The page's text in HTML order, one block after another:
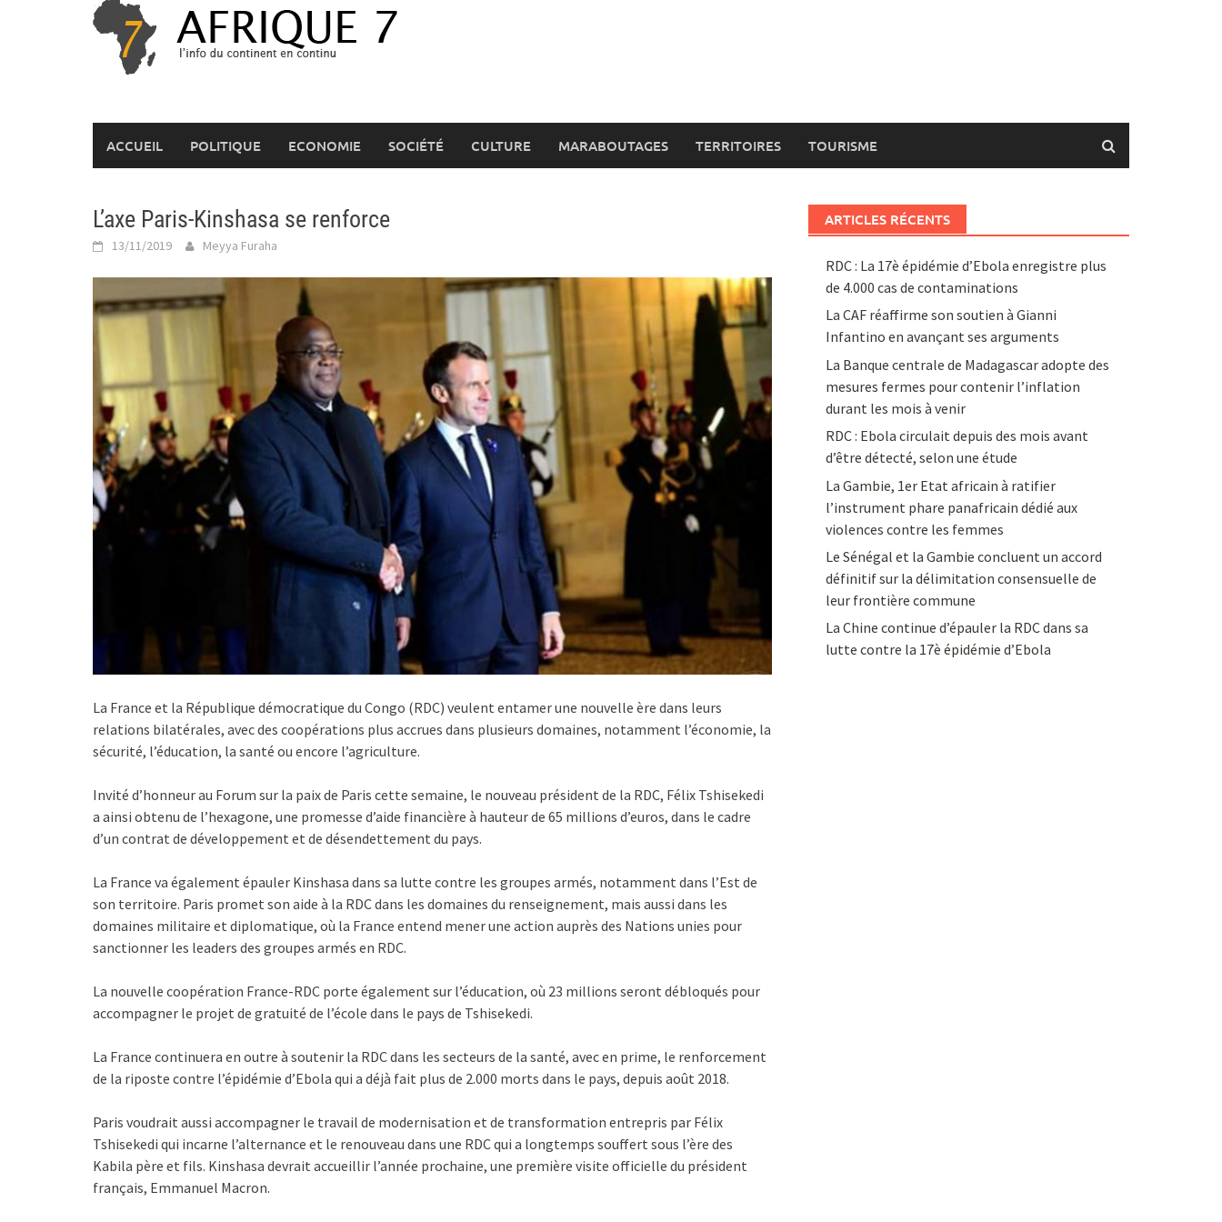
ACCUEIL POLITIQUE ECONOMIE SOCIÉTÉ CULTURE MARABOUTAGES TERRITOIRES TOURISME
L’axe Paris-Kinshasa se renforce
13/11/2019 Meyya Furaha
La France et la République démocratique du Congo (RDC) veulent entamer une nouvelle ère dans leurs
relations bilatérales, avec des coopérations plus accrues dans plusieurs domaines, notamment l’économie, la
sécurité, l’éducation, la santé ou encore l’agriculture.
Invité d’honneur au Forum sur la paix de Paris cette semaine, le nouveau président de la RDC, Félix Tshisekedi
a ainsi obtenu de l’hexagone, une promesse d’aide financière à hauteur de 65 millions d’euros, dans le cadre
d’un contrat de développement et de désendettement du pays.
La France va également épauler Kinshasa dans sa lutte contre les groupes armés, notamment dans l’Est de
son territoire. Paris promet son aide à la RDC dans les domaines du renseignement, mais aussi dans les
domaines militaire et diplomatique, où la France entend mener une action auprès des Nations unies pour
sanctionner les leaders des groupes armés en RDC.
La nouvelle coopération France-RDC porte également sur l’éducation, où 23 millions seront débloqués pour
accompagner le projet de gratuité de l’école dans le pays de Tshisekedi.
La France continuera en outre à soutenir la RDC dans les secteurs de la santé, avec en prime, le renforcement
de la riposte contre l’épidémie d’Ebola qui a déjà fait plus de 2.000 morts dans le pays, depuis août 2018.
Paris voudrait aussi accompagner le travail de modernisation et de transformation entrepris par Félix
Tshisekedi qui incarne l’alternance et le renouveau dans une RDC qui a longtemps souffert sous l’ère des
Kabila père et fils. Kinshasa devrait accueillir l’année prochaine, une première visite officielle du président
français, Emmanuel Macron.
ARTICLES RÉCENTS
RDC : La 17è épidémie d’Ebola enregistre plus
de 4.000 cas de contaminations
La CAF réaffirme son soutien à Gianni
Infantino en avançant ses arguments
La Banque centrale de Madagascar adopte des
mesures fermes pour contenir l’inflation
durant les mois à venir
RDC : Ebola circulait depuis des mois avant
d’être détecté, selon une étude
La Gambie, 1er Etat africain à ratifier
l’instrument phare panafricain dédié aux
violences contre les femmes
Le Sénégal et la Gambie concluent un accord
définitif sur la délimitation consensuelle de
leur frontière commune
La Chine continue d’épauler la RDC dans sa
lutte contre la 17è épidémie d’Ebola